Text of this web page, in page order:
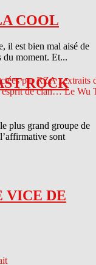
COOL
il est bien mal aisé de
du moment. Et...
ROCK
plus grand groupe de
sont
VICE DE